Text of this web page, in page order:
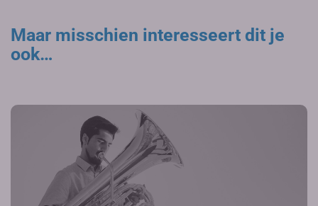
Maar misschien interesseert dit je
ook…